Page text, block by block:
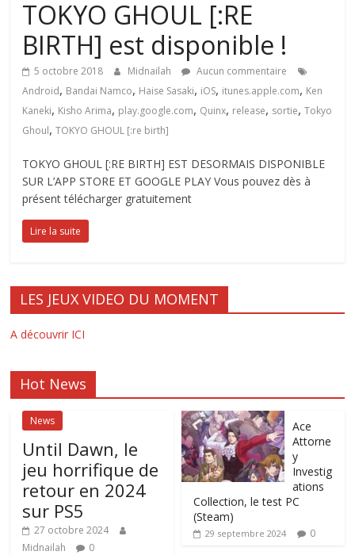
TOKYO GHOUL [:RE
BIRTH] est disponible !
5 octobre 2018 Midnailah
Aucun commentaire
Android, Bandai Namco, Haise Sasaki, iOS, itunes.apple.com, Ken
Kaneki, Kisho Arima, play.google.com, Quinx, release, sortie,Tokyo
Ghoul,TOKYO GHOUL [:re birth]
TOKYO GHOUL [:RE BIRTH] EST DESORMAIS DISPONIBLE
SUR L’APP STORE ET GOOGLE PLAY Vous pouvez dès à
présent télécharger gratuitement
Lire la suite
LES JEUX VIDEO DU MOMENT
A découvrir ICI
Hot News
News
Until Dawn, le
jeu horrifique de
retour en 2024
sur PS5
27 octobre 2024
Midnailah
0
Ace
Attorne
y
Investig
ations
Collection, le test PC
(Steam)
29 septembre 2024 0